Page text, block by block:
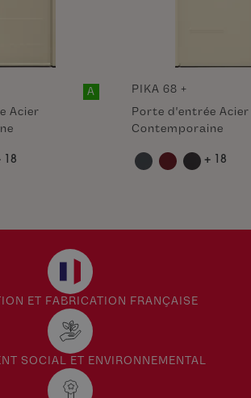
Acier
A
18
PIKA 68 +
Porte d'entrée Acier
Contemporaine
+ 18
ET FABRICATION FRANÇAISE
SOCIAL ET ENVIRONNEMENTAL